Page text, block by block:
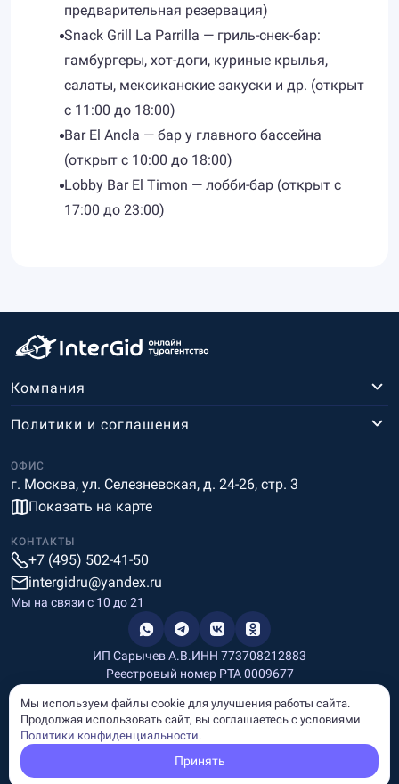
предварительная резервация)
Snack Grill La Parrilla — гриль-снек-бар:
гамбургеры, хот-доги, куриные крылья,
салаты, мексиканские закуски и др. (открыт
с 11:00 до 18:00)
Bar El Ancla — бар у главного бассейна
(открыт с 10:00 до 18:00)
Lobby Bar El Timon — лобби-бар (открыт с
17:00 до 23:00)
Компания
ОФИС
г. Москва, ул. Селезневская, д. 24-26, стр. 3
Показать на карте
Политики и соглашения
КОНТАКТЫ
+7 (495) 502-41-50
intergidru@yandex.ru
Мы на связи c 10 до 21
ИП Сарычев А.В.ИНН 773708212883
Реестровый номер РТА 0009677
Информация, размещённая на сайте, носит информационный
характер и не является рекламой и публичной офертой.
Мы используем файлы cookie для улучшения работы сайта.
Продолжая использовать сайт, вы соглашаетесь с условиями
Политики конфиденциальности.
Принять